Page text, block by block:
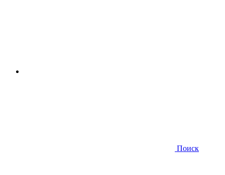
Поиск